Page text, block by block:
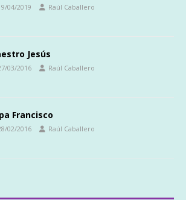
04/2019 Raúl Caballero
Jesús
03/2016 Raúl Caballero
Francisco
02/2016 Raúl Caballero